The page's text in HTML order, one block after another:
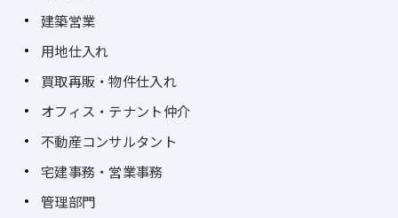
建築営業
用地仕入れ
買取再販・物件仕入れ
オフィス・テナント仲介
不動産コンサルタント
宅建事務・営業事務
管理部門